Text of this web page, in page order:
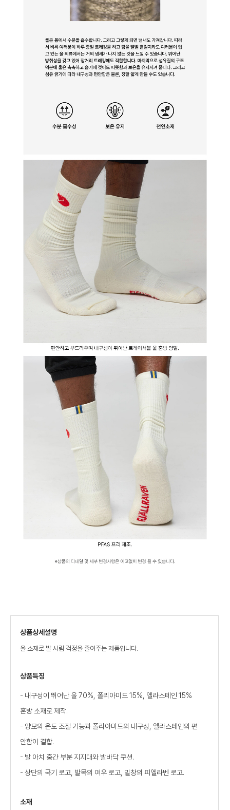
상품상세설명
울 소재로 발 시림 걱정을 줄여주는 제품입니다.
상품특징
- 내구성이 뛰어난 울 70%, 폴리아미드 15%, 엘라스테인 15%
혼방 소재로 제작.
- 양모의 온도 조절 기능과 폴리아미드의 내구성, 엘라스테인의 편
안함이 결합.
- 발 아치 중간 부분 지지대와 발바닥 쿠션.
- 상단의 국기 로고, 발목의 여우 로고, 밑창의 피엘라벤 로고.
소재